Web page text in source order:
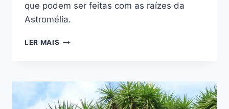
que podem ser feitas com as raízes da
Astromélia.
LER MAIS RECEITA
–
ALSTROEMERIA
CARYOPHYLLAEA